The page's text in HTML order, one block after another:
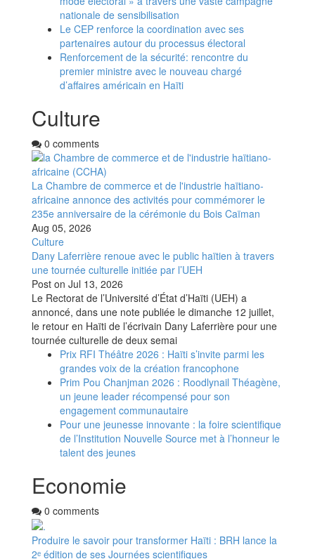
nationale de sensibilisation
Le CEP renforce la coordination avec ses
partenaires autour du processus électoral
Renforcement de la sécurité: rencontre du
premier ministre avec le nouveau chargé
d’affaires américain en Haïti
Culture
0 comments
La Chambre de commerce et de l'industrie haïtiano-
africaine annonce des activités pour commémorer le
235e anniversaire de la cérémonie du Bois Caïman
Aug 05, 2026
Culture
Dany Laferrière renoue avec le public haïtien à travers
une tournée culturelle initiée par l’UEH
Post on Jul 13, 2026
Le Rectorat de l’Université d’État d’Haïti (UEH) a
annoncé, dans une note publiée le dimanche 12 juillet,
le retour en Haïti de l’écrivain Dany Laferrière pour une
tournée culturelle de deux semai
Prix RFI Théâtre 2026 : Haïti s’invite parmi les
grandes voix de la création francophone
Prim Pou Chanjman 2026 : Roodlynail Théagène,
un jeune leader récompensé pour son
engagement communautaire
Pour une jeunesse innovante : la foire scientifique
de l’Institution Nouvelle Source met à l’honneur le
talent des jeunes
Economie
0 comments
Produire le savoir pour transformer Haïti : BRH lance la
2ᵉ édition de ses Journées scientifiques